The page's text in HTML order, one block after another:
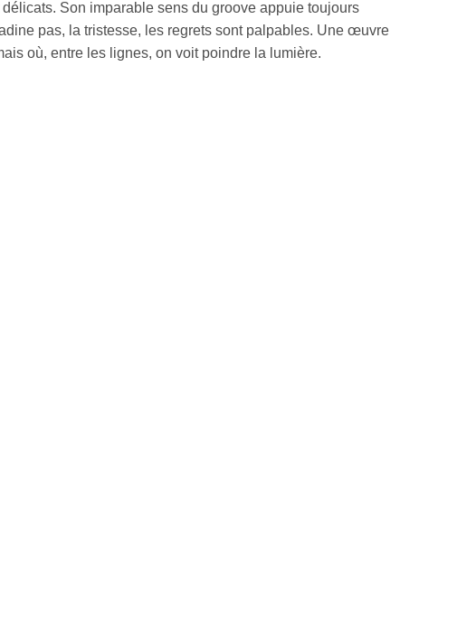
Son imparable sens du groove appuie toujours
pas, la tristesse, les regrets sont palpables. Une œuvre
où, entre les lignes, on voit poindre la lumière.